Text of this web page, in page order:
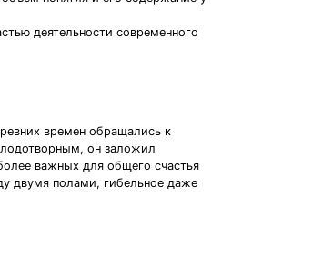
деятельности современного
времен обращались к
он заложил
важных для общего счастья
двумя полами, гибельное даже